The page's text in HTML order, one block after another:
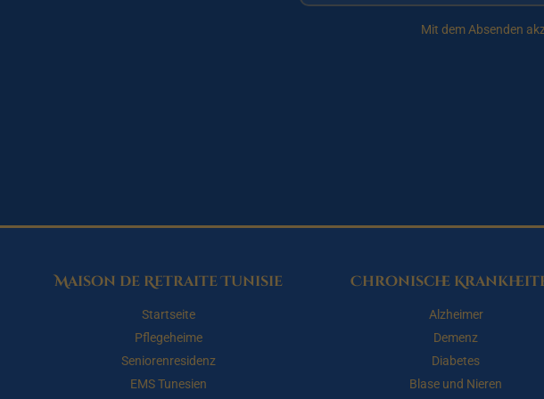
Mit dem Absenden
Maison de Retraite Tunisie
Startseite
Pflegeheime
Seniorenresidenz
EMS Tunesien
Chronische
Alzheimer
Demenz
Diabetes
Blase und Nieren